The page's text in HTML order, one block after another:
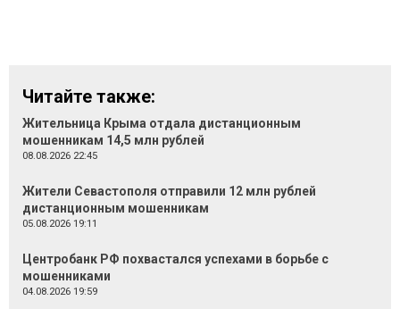
Читайте также:
Жительница Крыма отдала дистанционным
мошенникам 14,5 млн рублей
08.08.2026 22:45
Жители Севастополя отправили 12 млн рублей
дистанционным мошенникам
05.08.2026 19:11
Центробанк РФ похвастался успехами в борьбе с
мошенниками
04.08.2026 19:59